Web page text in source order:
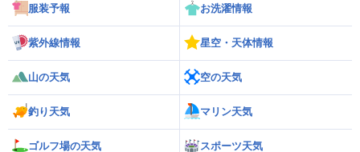
服装予報 お洗濯情報
紫外線情報 星空・天体情報
山の天気 空の天気
釣り天気 マリン天気
ゴルフ場の天気 スポーツ天気